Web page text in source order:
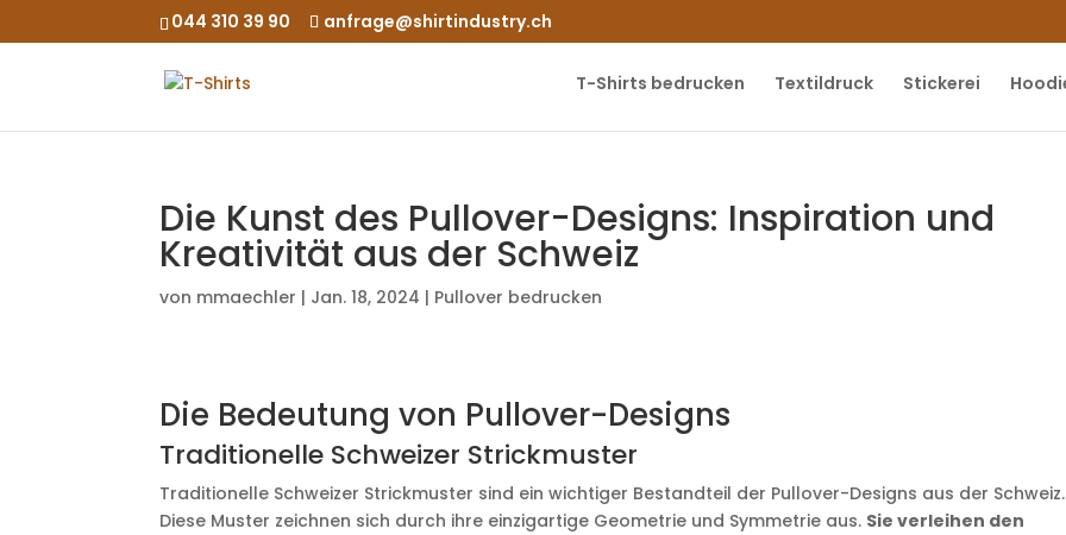
044 310 39 90 anfrage@shirtindustry.ch
T-Shirts bedrucken Textildruck Stickerei
Die Kunst des Pullover-Designs: Inspiration und
Kreativität aus der Schweiz
von mmaechler | Jan. 18, 2024 | Pullover bedrucken
Die Bedeutung von Pullover-Designs
Traditionelle Schweizer Strickmuster
Traditionelle Schweizer Strickmuster sind ein wichtiger Bestandteil der Pullover-Designs aus der Schweiz.
Diese Muster zeichnen sich durch ihre einzigartige Geometrie und Symmetrie aus. Sie verleihen den